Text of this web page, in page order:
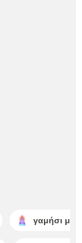
γαμήσι με